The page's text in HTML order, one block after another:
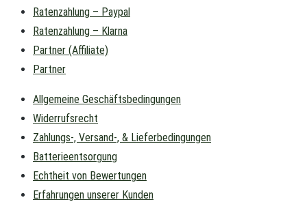
Ratenzahlung – Paypal
Ratenzahlung – Klarna
Partner (Affiliate)
Partner
Allgemeine Geschäftsbedingungen
Widerrufsrecht
Zahlungs-, Versand-, & Lieferbedingungen
Batterieentsorgung
Echtheit von Bewertungen
Erfahrungen unserer Kunden